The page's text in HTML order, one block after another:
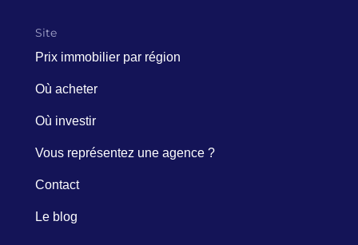
Site
Prix immobilier par région
Où acheter
Où investir
Vous représentez une agence ?
Contact
Le blog